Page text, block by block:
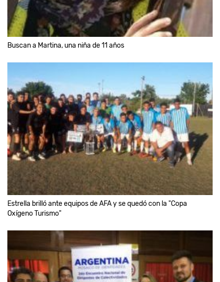
Buscan a Martina, una niña de 11 años
Estrella brilló ante equipos de AFA y se quedó con la "Copa
Oxígeno Turismo"